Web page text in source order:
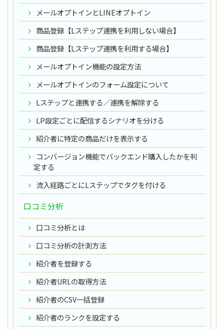
メールオプトインとLINEオプトイン
商品登録【Lステップ連携を利用しない場合】
商品登録【Lステップ連携を利用する場合】
メールオプトイン機能の設定方法
メールオプトインのフォーム設定について
Lステップと連携する／連携を解除する
LP設定ごとに配信するシナリオを分ける
紹介者に特定の商品だけを表示する
コンバージョン機能でバックエンド購入したかを判
定する
流入経路ごとにLステップでタグを付ける
口コミ分析
口コミ分析とは
口コミ分析の計測方法
紹介者を登録する
紹介者URLの取得方法
紹介者のCSV一括登録
紹介者のランクを設定する